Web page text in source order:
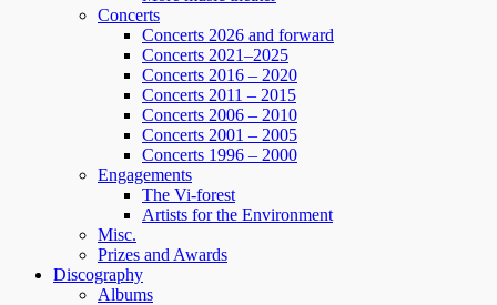
Concerts
Concerts 2026 and forward
Concerts 2021–2025
Concerts 2016 – 2020
Concerts 2011 – 2015
Concerts 2006 – 2010
Concerts 2001 – 2005
Concerts 1996 – 2000
Engagements
The Vi-forest
Artists for the Environment
Misc.
Prizes and Awards
Discography
Albums